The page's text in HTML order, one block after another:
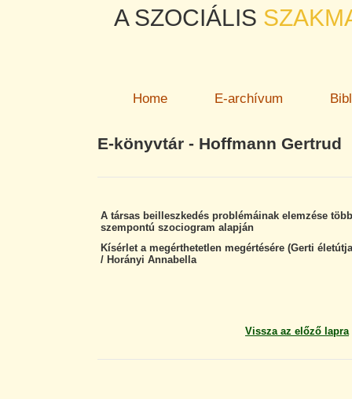
A SZOCIÁLIS
Home E-archívum
E-könyvtár - Hoffmann Gertrud
A társas beilleszkedés problémáinak elemzése több
szempontú szociogram alapján
Kísérlet a megérthetetlen megértésére (Gerti
/ Horányi Annabella
Vissza az előző lapra